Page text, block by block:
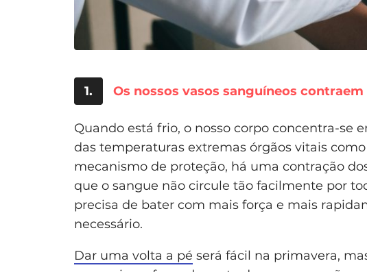
1. Os nossos vasos sanguíneos contraem
Quando está frio, o nosso corpo concentra-se
das temperaturas extremas órgãos vitais
mecanismo de proteção, há uma contração
que o sangue não circule tão facilmente por
precisa de bater com mais força e mais
necessário.
Dar uma volta a pé será fácil na primavera,